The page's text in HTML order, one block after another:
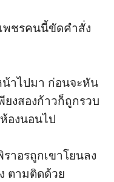
รคนนี้ขัดคำสั่ง
น้าไปมา ก่อนจะหัน
ยงสองก้าวก็ถูกรวบ
องนอนไป
ราอรถูกเขาโยนลง
ตามติดด้วย